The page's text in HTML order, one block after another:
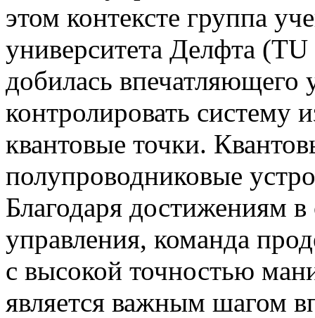
этом контексте группа
университета Делфта
добилась впечатляющего
контролировать систему
квантовые точки.
полупроводниковые
Благодаря достижениям
управления, команда
с высокой точностью
является важным шагом